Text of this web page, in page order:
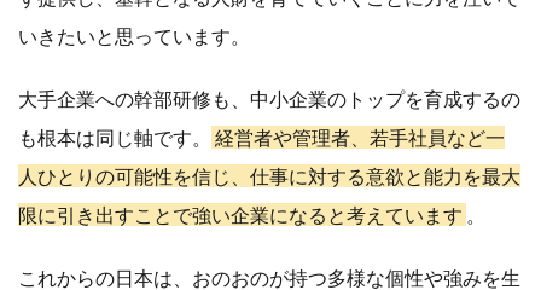
いきたいと思っています。
大手企業への幹部研修も、中小企業のトップを育成するの
も根本は同じ軸です。
経営者や管理者、若手社員など一
人ひとりの可能性を信じ、仕事に対する意欲と能力を最大
限に引き出すことで強い企業になると考えています 。
これからの日本は、おのおのが持つ多様な個性や強みを生